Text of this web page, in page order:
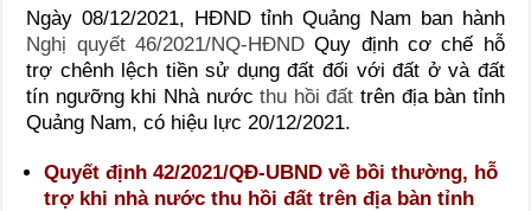
Ngày 08/12/2021, HĐND tỉnh Quảng Nam ban hành
Nghị quyết 46/2021/NQ-HĐNDQuy định cơ chế hỗ
trợ chênh lệch tiền sử dụng đất đối với đất ở và đất
tín ngưỡng khi Nhà nướcthu hồi đất trên địa bàn tỉnh
Quảng Nam, có hiệu lực 20/12/2021.
Quyết định 42/2021/QĐ-UBND về bồi thường, hỗ
trợ khi nhà nước thu hồi đất trên địa bàn tỉnh